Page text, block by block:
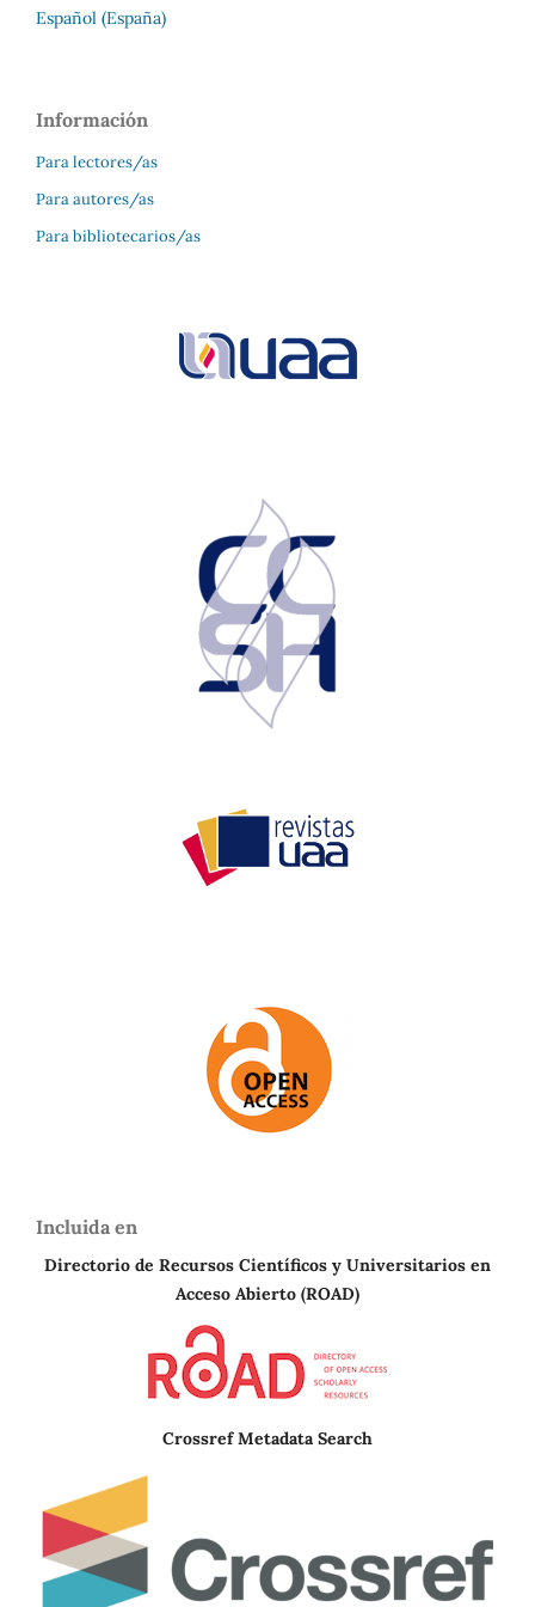
Español (España)
Información
Para lectores/as
Para autores/as
Para bibliotecarios/as
Incluida en
Directorio de Recursos Científicos y Universitarios en
Acceso Abierto (ROAD)
Crossref Metadata Search